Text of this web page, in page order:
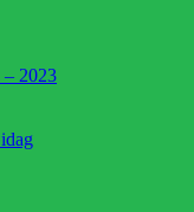
– 2023